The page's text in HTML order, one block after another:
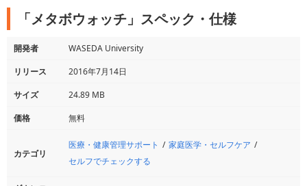
「メタボウォッチ」スペック・仕様
開発者
WASEDA University
リリース
2016年7月14日
サイズ
24.89 MB
価格
無料
カテゴリ
医療・健康管理サポート
家庭医学・セルフケア
セルフでチェックする